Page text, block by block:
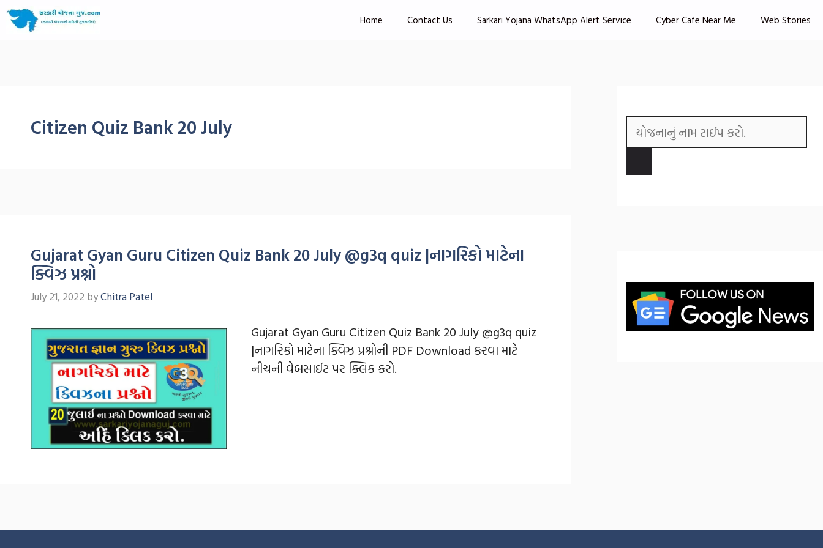
Home Contact Us Sarkari Yojana WhatsApp Alert Service Cyber Cafe Near Me Web Stories
Citizen Quiz Bank 20 July
Gujarat Gyan Guru Citizen Quiz Bank 20 July @g3q quiz |નાગરિકો માટેના
ક્વિઝ પ્રશ્નો
July 21, 2022 byChitra Patel
Gujarat Gyan Guru Citizen Quiz Bank 20 July @g3q quiz
|નાગરિકો માટેના ક્વિઝ પ્રશ્નોની PDF Download કરવા માટે
નીચની વેબસાઈટ પર ક્લિક કરો.